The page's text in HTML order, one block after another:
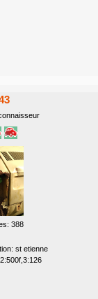
388
st etienne